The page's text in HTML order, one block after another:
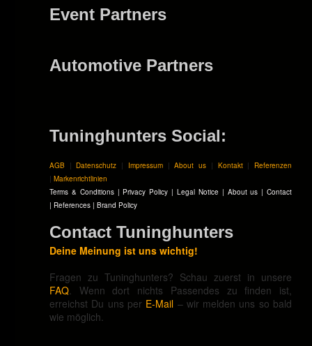
Event Partners
Automotive Partners
Tuninghunters Social:
AGB |Datenschutz | Impressum|About us | Kontakt| Referenzen
| Markenrichtlinien
Terms & Conditions| Privacy Policy | Legal Notice| About us |Contact
| References | Brand Policy
Contact Tuninghunters
Deine Meinung ist uns wichtig!
Fragen zu Tuninghunters? Schau zuerst in unsere
FAQ . Wenn dort nichts Passendes zu finden ist,
erreichst Du uns per E-Mail – wir melden uns so bald
wie möglich.